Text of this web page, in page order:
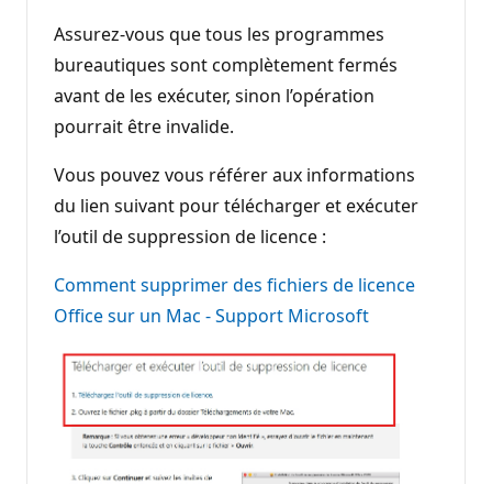
Assurez-vous que tous les programmes
bureautiques sont complètement fermés
avant de les exécuter, sinon l’opération
pourrait être invalide.
Vous pouvez vous référer aux informations
du lien suivant pour télécharger et exécuter
l’outil de suppression de licence :
Comment supprimer des fichiers de licence
Office sur un Mac - Support Microsoft